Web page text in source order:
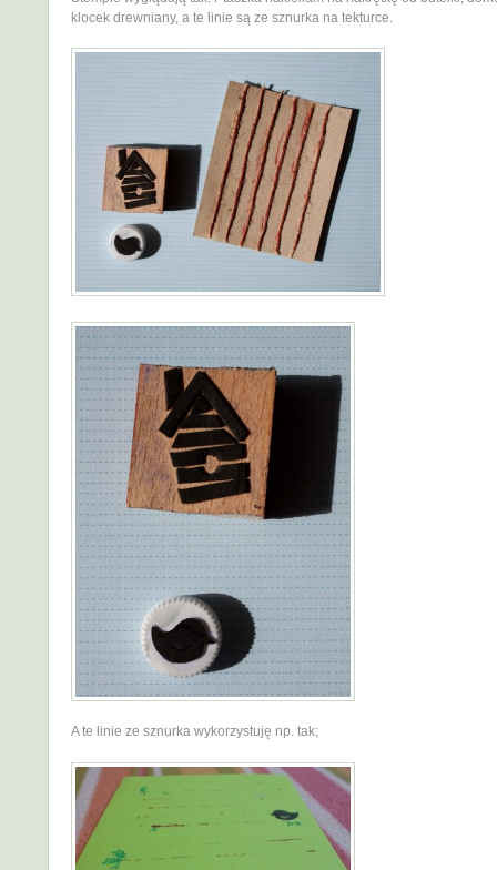
klocek drewniany, a te linie są ze sznurka na tekturce.
A te linie ze sznurka wykorzystuję np. tak;